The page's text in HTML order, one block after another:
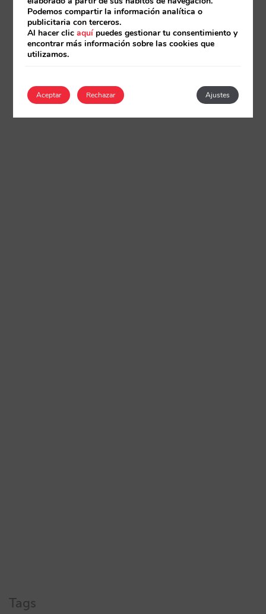
Tags
Podemos compartir la información analítica o
publicitaria con terceros.
Al hacer clicaquípuedes gestionar tu consentimiento y
encontrar más información sobre las cookies que
utilizamos.
Aceptar Ajustes
Rechazar